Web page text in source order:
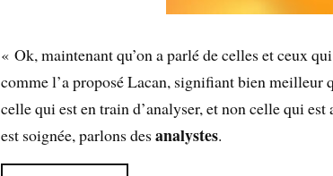
« Ok, maintenant qu’on a parlé de celles et ceux
comme l’a proposé Lacan, signifiant bien meilleur
celle qui est en train d’analyser, et non celle qui
est soignée, parlons desanalystes.